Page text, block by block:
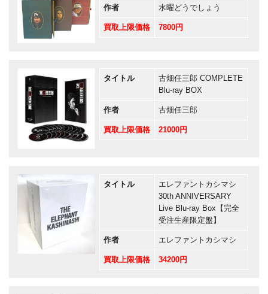
作者 水曜どうでしょう
買取上限価格 7800円
タイトル
古畑任三郎 COMPLETE
Blu-ray BOX
作者 古畑任三郎
買取上限価格 21000円
タイトル
エレファントカシマシ
30th ANNIVERSARY
Live Blu-ray Box【完全
受注生産限定盤】
作者 エレファントカシマシ
買取上限価格 34200円